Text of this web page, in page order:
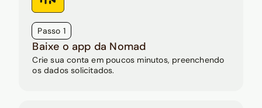
Passo 1
Baixe o app da Nomad
Crie sua conta em poucos minutos, preenchendo
os dados solicitados.